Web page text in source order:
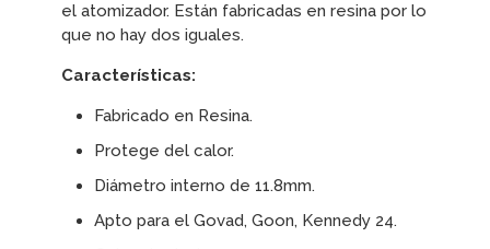
el atomizador. Están fabricadas en resina por lo
que no hay dos iguales.
Características:
Fabricado en Resina.
Protege del calor.
Diámetro interno de 11.8mm.
Apto para el Govad, Goon, Kennedy 24.